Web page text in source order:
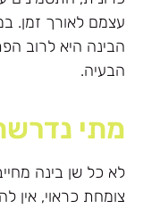
עצמם לאורך זמן.
הבינה היא לרוב
הבעיה.
מתי
לא כל שן בינה
צומחת כראוי, אין